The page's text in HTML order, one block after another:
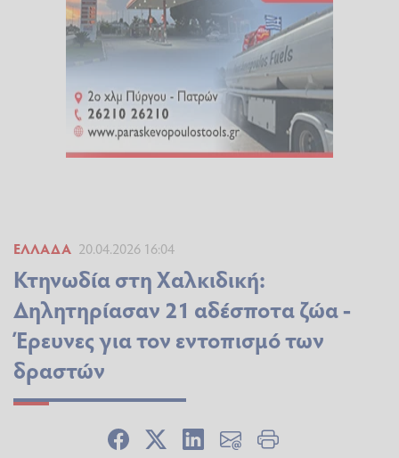
ΕΛΛΆΔΑ 20.04.2026 16:04
Κτηνωδία στη Χαλκιδική:
Δηλητηρίασαν 21 αδέσποτα ζώα -
Έρευνες για τον εντοπισμό των
δραστών